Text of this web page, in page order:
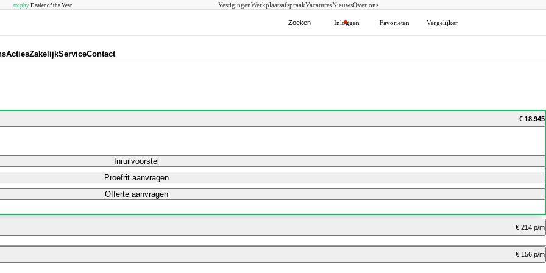
trophy Dealer of the Year VestigingenWerkplaatsafspraakVacaturesNieuwsOver ons
Zoeken Inloggen Favorieten Vergelijker
ActiesZakelijkServiceContact
€ 18.945
Inruilvoorstel
Proefrit aanvragen
Offerte aanvragen
€ 214 p/m
Bereken mijn maandbedrag
€ 156 p/m